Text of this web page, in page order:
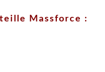
Massforce :